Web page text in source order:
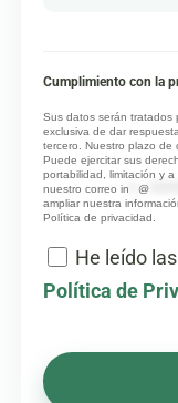
Cumplimiento con la
Sus datos serán tratados
exclusiva de dar
tercero. Nuestro plazo de
Puede ejercitar sus
portabilidad, limitación y
nuestro correo in @
ampliar nuestra
Política de privacidad.
He leído
Política de